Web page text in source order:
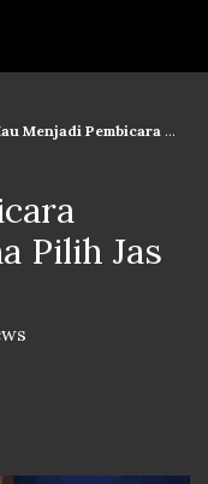
Pembicara Seminar? Bagaimana Pilih Jas Pria?
Pilih Jas